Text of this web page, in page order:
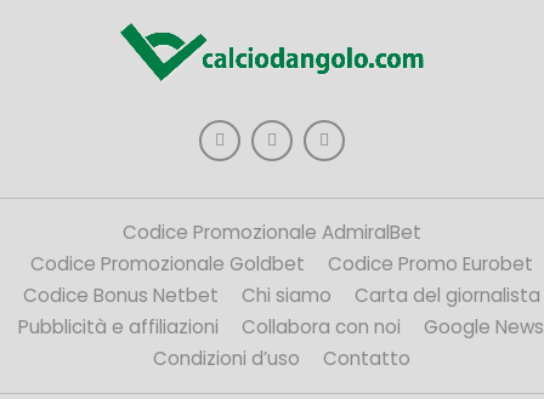
Codice Promozionale AdmiralBet
Codice Promozionale Goldbet
Codice Promo Eurobet
Codice Bonus Netbet
Chi siamo
Carta del giornalista
Pubblicità e affiliazioni
Collabora con noi
Google News
Condizioni d’uso
Contatto